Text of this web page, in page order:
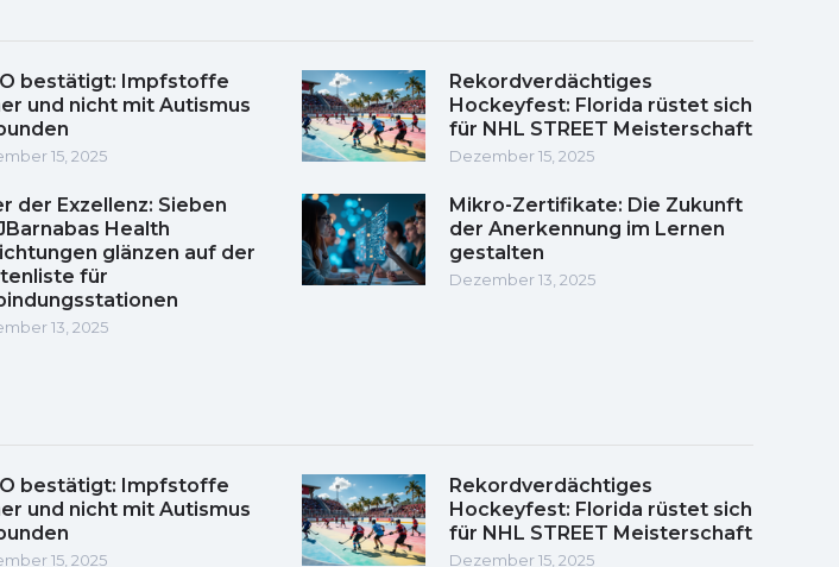
bestätigt: Impfstoffe
und nicht mit Autismus
15, 2025
Rekordverdächtiges
Hockeyfest: Florida rüstet sich
für NHL STREET Meisterschaft
Dezember 15, 2025
der Exzellenz: Sieben
Health
glänzen auf der
für
13, 2025
Mikro-Zertifikate: Die Zukunft
der Anerkennung im Lernen
gestalten
Dezember 13, 2025
bestätigt: Impfstoffe
und nicht mit Autismus
15, 2025
Rekordverdächtiges
Hockeyfest: Florida rüstet sich
für NHL STREET Meisterschaft
Dezember 15, 2025